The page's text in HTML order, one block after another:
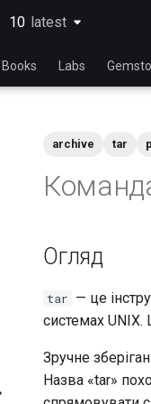
10 latest
latest
Books Labs
archive tar
Огляд
tar — це
системах
Зручне
Назва «tar»